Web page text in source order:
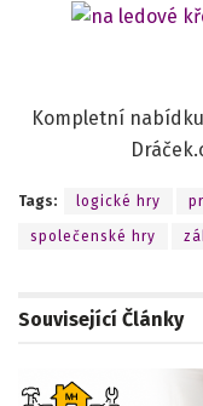
Kompletní
Tags: logické hry
společenské hry
Související Články